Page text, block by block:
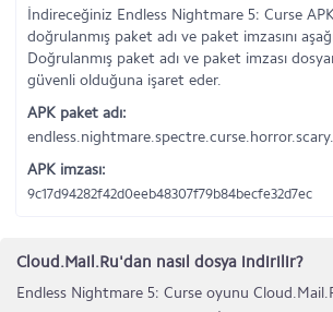
İndireceğiniz Endless Nightmare 5: Curse
doğrulanmış paket adı ve paket imzasını
Doğrulanmış paket adı ve paket imzası
güvenli olduğuna işaret eder.
APK paket adı:
APK imzası:
9c17d94282f42d0eeb48307f79b84becfe32d7ec
Cloud.Mail.Ru'dan nasıl dosya indirilir?
Endless Nightmare 5: Curse oyunu